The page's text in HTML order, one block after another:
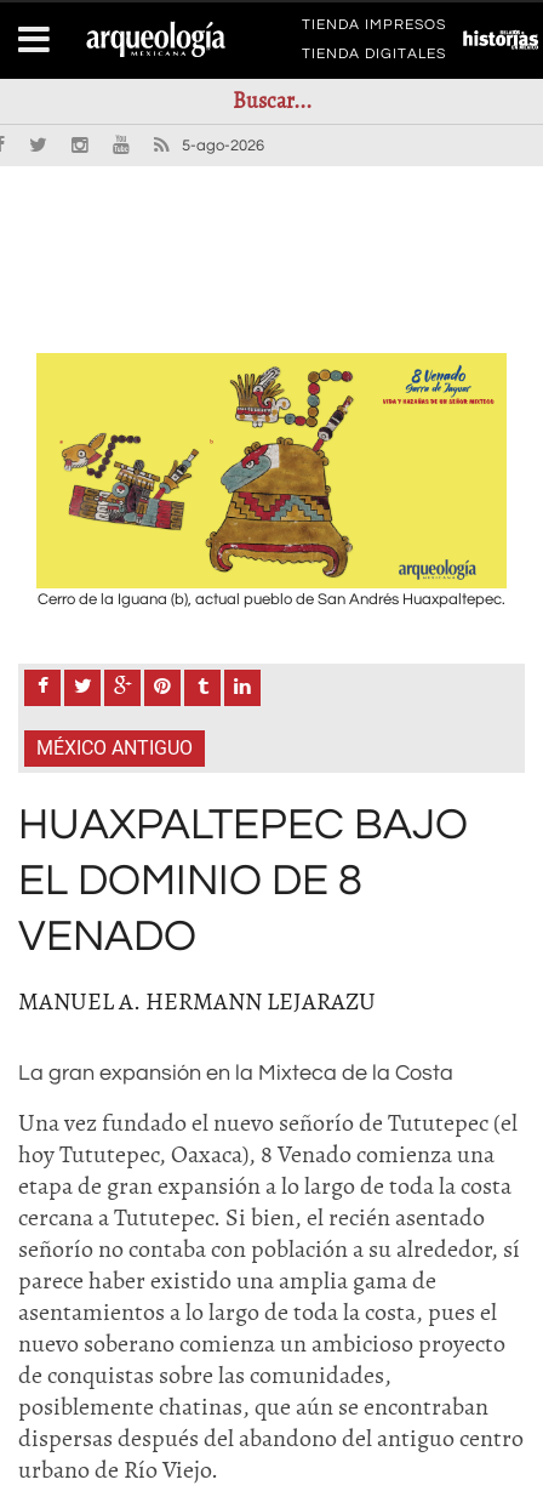
TIENDA IMPRESOS
TIENDA DIGITALES
5-ago-2026
Cerro de la Iguana (b), actual pueblo de San Andrés Huaxpaltepec.
MÉXICO ANTIGUO
HUAXPALTEPEC BAJO
EL DOMINIO DE 8
VENADO
MANUEL A. HERMANN LEJARAZU
La gran expansión en la Mixteca de la Costa
Una vez fundado el nuevo señorío de Tututepec (el
hoy Tututepec, Oaxaca), 8 Venado comienza una
etapa de gran expansión a lo largo de toda la costa
cercana a Tututepec. Si bien, el recién asentado
señorío no contaba con población a su alrededor, sí
parece haber existido una amplia gama de
asentamientos a lo largo de toda la costa, pues el
nuevo soberano comienza un ambicioso proyecto
de conquistas sobre las comunidades,
posiblemente chatinas, que aún se encontraban
dispersas después del abandono del antiguo centro
urbano de Río Viejo.